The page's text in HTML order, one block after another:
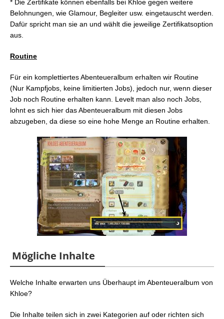
* Die Zertifikate können ebenfalls bei Khloe gegen weitere
Belohnungen, wie Glamour, Begleiter usw. eingetauscht werden.
Dafür spricht man sie an und wählt die jeweilige Zertifikatsoption
aus.
Routine
Für ein komplettiertes Abenteueralbum erhalten wir Routine
(Nur Kampfjobs, keine limitierten Jobs), jedoch nur, wenn dieser
Job noch Routine erhalten kann. Levelt man also noch Jobs,
lohnt es sich hier das Abenteueralbum mit diesen Jobs
abzugeben, da diese so eine hohe Menge an Routine erhalten.
Mögliche Inhalte
Welche Inhalte erwarten uns Überhaupt im Abenteueralbum von
Khloe?
Die Inhalte teilen sich in zwei Kategorien auf oder richten sich